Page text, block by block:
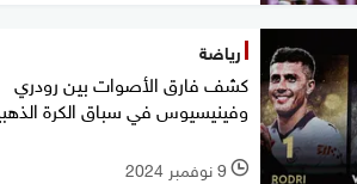
رياضة
كشف فارق الأصوات بين رودري
وفينيسيوس في سباق الكرة
l 9 نوفمبر 2024